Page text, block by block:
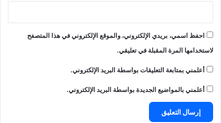
احفظ اسمي، بريدي الإلكتروني، والموقع الإلكتروني في هذا المتصفح
لاستخدامها المرة المقبلة في تعليقي.
أعلمني بمتابعة التعليقات بواسطة البريد الإلكتروني.
أعلمني بالمواضيع الجديدة بواسطة البريد الإلكتروني.